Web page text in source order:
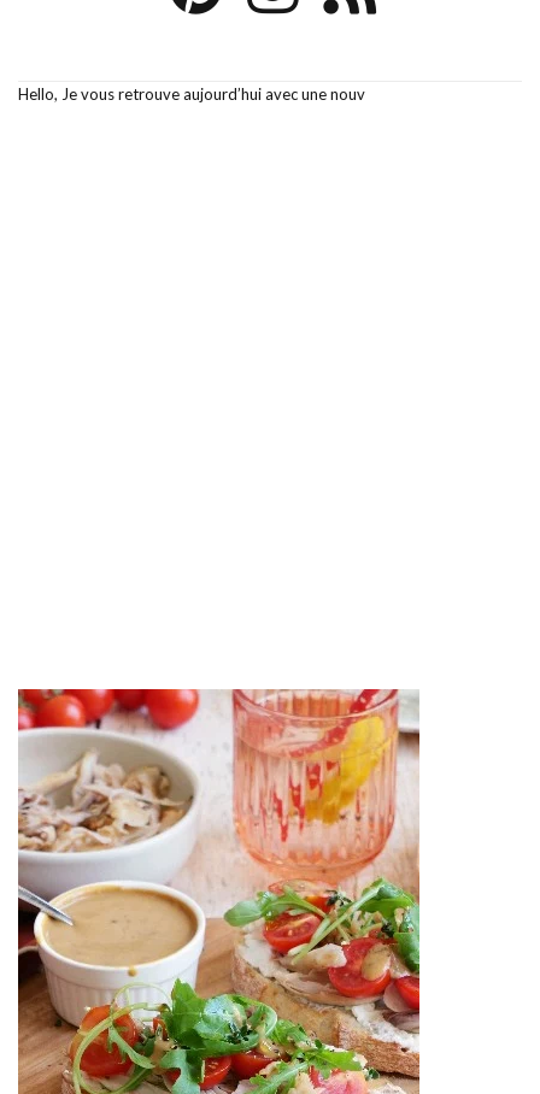
Hello, Je vous retrouve aujourd’hui avec une nouv